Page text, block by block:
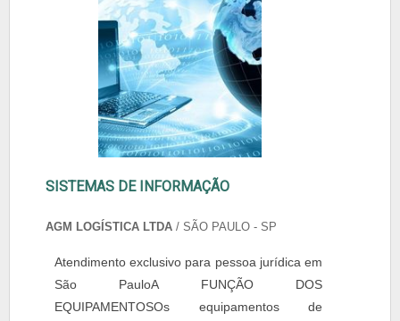
SISTEMAS DE INFORMAÇÃO
AGM LOGÍSTICA LTDA / SÃO PAULO - SP
Atendimento exclusivo para pessoa jurídica em
São PauloA FUNÇÃO DOS
EQUIPAMENTOSOs equipamentos de